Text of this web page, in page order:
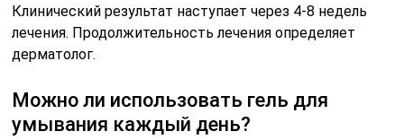
Клинический результат наступает через 4-8 недель
лечения. Продолжительность лечения определяет
дерматолог.
Можно ли использовать гель для
умывания каждый день?